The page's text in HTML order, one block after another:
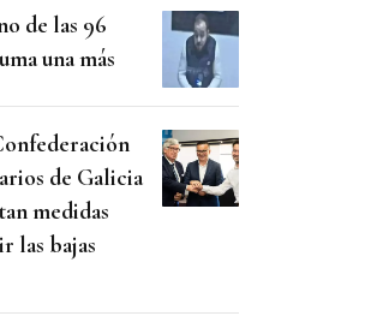
de las 96
una más
de Galicia
medidas
las bajas